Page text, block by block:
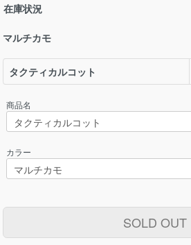
在庫状況
マルチカモ
タクティカルコット
商品名
カラー
SOLD OUT